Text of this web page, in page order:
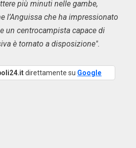
più minuti nelle gambe,
l’Anguissa che ha impressionato
un centrocampista capace di
è tornato a disposizione".
direttamente su Google